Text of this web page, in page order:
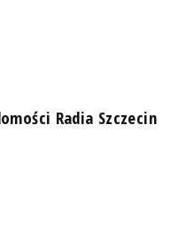
Radia Szczecin